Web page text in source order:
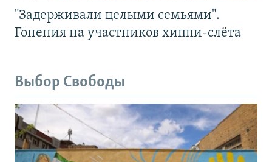
"Задерживали целыми семьями".
Гонения на участников хиппи-слёта
Выбор Свободы